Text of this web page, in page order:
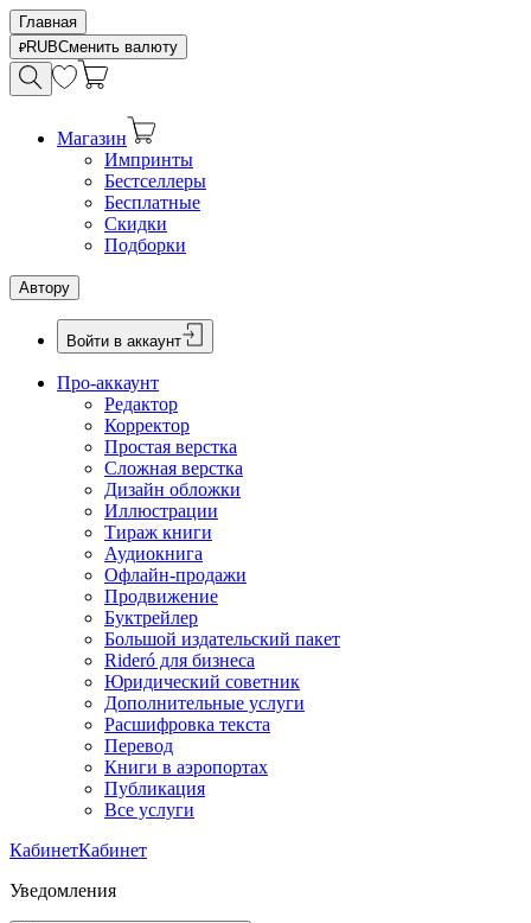
Главная
RUBСменить валюту
Магазин
Импринты
Бестселлеры
Бесплатные
Скидки
Подборки
Автору
Войти в аккаунт
Про-аккаунт
Редактор
Корректор
Простая верстка
Сложная верстка
Дизайн обложки
Иллюстрации
Тираж книги
Аудиокнига
Офлайн-продажи
Продвижение
Буктрейлер
Большой издательский пакет
Rideró для бизнеса
Юридический советник
Дополнительные услуги
Расшифровка текста
Перевод
Книги в аэропортах
Публикация
Все услуги
КабинетКабинет
Уведомления